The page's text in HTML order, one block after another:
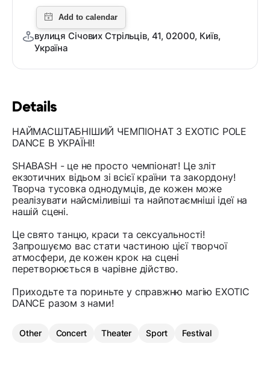
Details
НАЙМАСШТАБНІШИЙ ЧЕМПІОНАТ З EXOTIC POLE
DANCE В УКРАЇНІ!
SHABASH - це не просто чемпіонат! Це зліт
екзотичних відьом зі всієї країни та закордону!
Творча тусовка однодумців, де кожен може
реалізувати найсміливіші та найпотаємніші ідеї на
нашій сцені.
Це свято танцю, краси та сексуальності!
Запрошуємо вас стати частиною цієї творчої
атмосфери, де кожен крок на сцені
перетворюється в чарівне дійство.
Приходьте та пориньте у справжню магію EXOTIC
DANCE разом з нами!
Other Concert Theater Sport Festival
вулиця Січових Стрільців, 41, 02000, Київ,
Україна